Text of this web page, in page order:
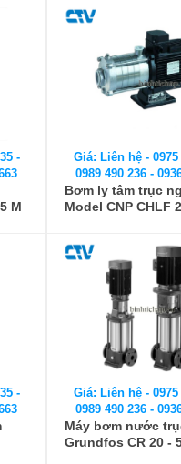
-
M
Giá: Liên hệ - 0975
0989 490 236 -
Bơm ly tâm trục
Model CNP CHLF
-
Giá: Liên hệ - 0975
0989 490 236 -
Máy bơm nước
Grundfos CR 20 -